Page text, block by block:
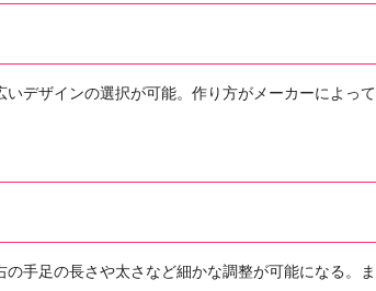
デザインの選択が可能。作り方がメーカーによって
手足の長さや太さなど細かな調整が可能になる。ま